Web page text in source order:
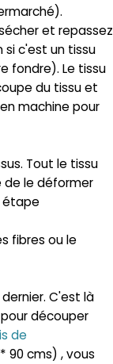
et repassez
si c'est un tissu
fondre). Le tissu
du tissu et
machine pour
Tout le tissu
de le déformer
étape
fibres ou le
C'est là
découper
de
90 cms) , vous